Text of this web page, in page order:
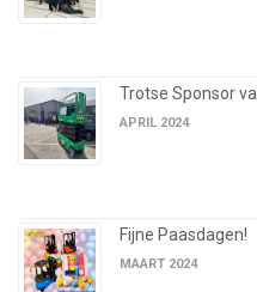
Trotse Sponsor
APRIL 2024
Fijne Paasdagen!
MAART 2024